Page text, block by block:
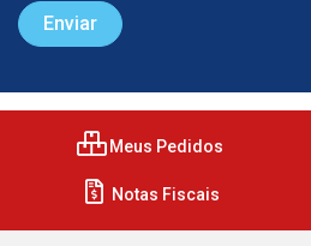
Meus Pedidos
Notas Fiscais